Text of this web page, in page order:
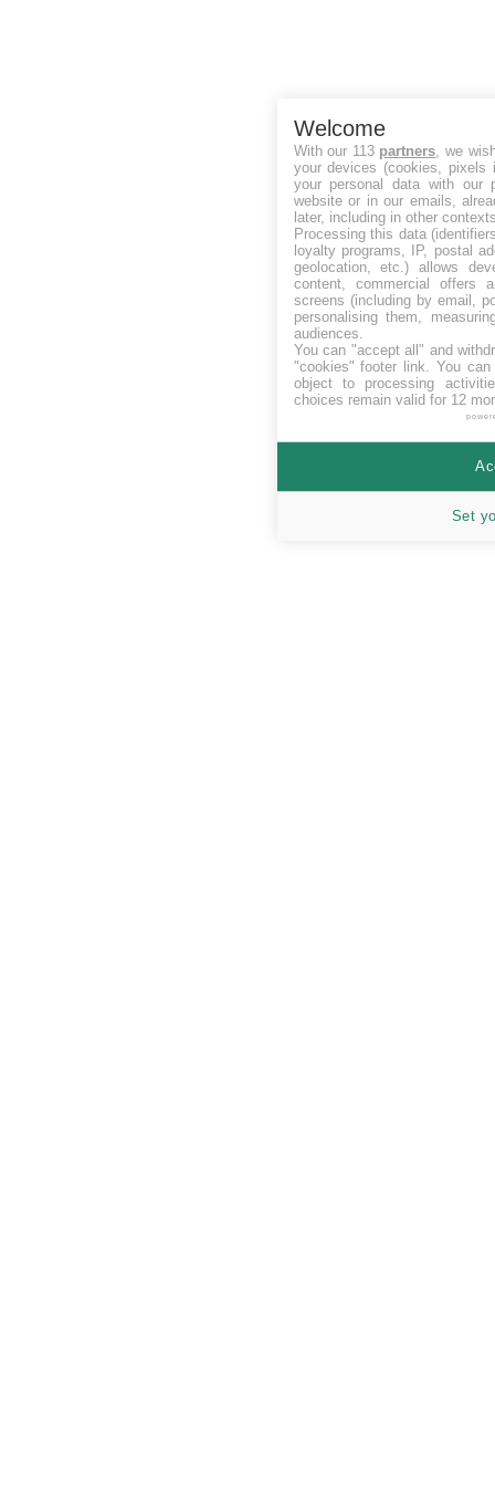
Welcome
With our 113 partners, we
your devices (cookies, pixels
your personal data with our
website or in our emails,
later, including in other
Processing this data
loyalty programs, IP, postal
geolocation, etc.) allows
content, commercial offers
screens (including by email,
personalising them,
audiences.
You can "accept all" and
"cookies" footer link. You can
object to processing
choices remain valid for 12
Set